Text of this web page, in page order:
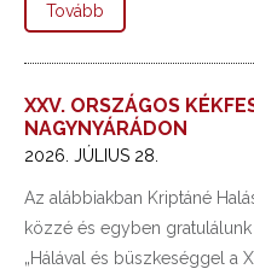
Tovább
XXV. ORSZÁGOS
NAGYNYÁRÁDON
2026. JÚLIUS 28.
Az alábbiakban Kriptáné
közzé és egyben
„Hálával és büszkeséggel a